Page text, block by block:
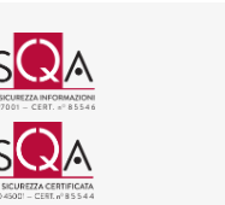
ISO 9001
ISO 37001